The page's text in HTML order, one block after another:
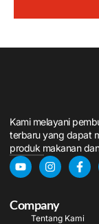
Kami melayani
terbaru yang dapat
produk makanan
Company
Tentang Kami